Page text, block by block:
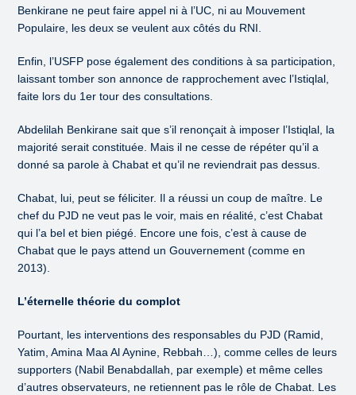
Benkirane ne peut faire appel ni à l’UC, ni au Mouvement
Populaire, les deux se veulent aux côtés du RNI.
Enfin, l’USFP pose également des conditions à sa participation,
laissant tomber son annonce de rapprochement avec l’Istiqlal,
faite lors du 1er tour des consultations.
Abdelilah Benkirane sait que s’il renonçait à imposer l’Istiqlal, la
majorité serait constituée. Mais il ne cesse de répéter qu’il a
donné sa parole à Chabat et qu’il ne reviendrait pas dessus.
Chabat, lui, peut se féliciter. Il a réussi un coup de maître. Le
chef du PJD ne veut pas le voir, mais en réalité, c’est Chabat
qui l’a bel et bien piégé. Encore une fois, c’est à cause de
Chabat que le pays attend un Gouvernement (comme en
2013).
L’éternelle théorie du complot
Pourtant, les interventions des responsables du PJD (Ramid,
Yatim, Amina Maa Al Aynine, Rebbah…), comme celles de leurs
supporters (Nabil Benabdallah, par exemple) et même celles
d’autres observateurs, ne retiennent pas le rôle de Chabat. Les